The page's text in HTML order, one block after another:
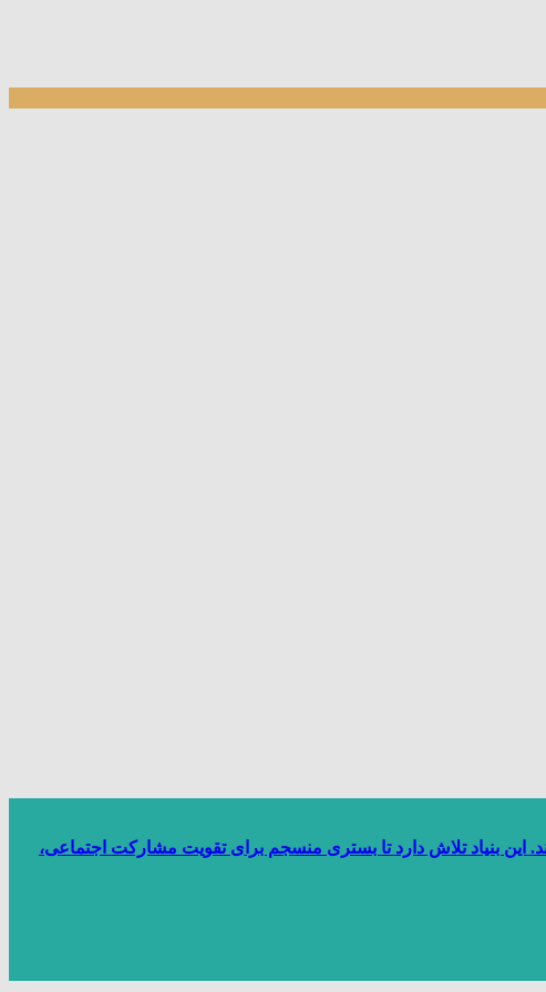
بنیاد تلاش دارد تا بستری منسجم برای تقویت مشارکت اجتماعی،